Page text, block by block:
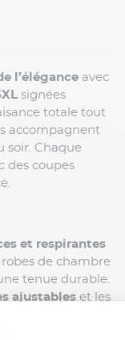
l’élégance avec
signées
totale tout
accompagnent
soir. Chaque
des coupes
et respirantes
robes de chambre
tenue durable.
ajustables et les
quel que